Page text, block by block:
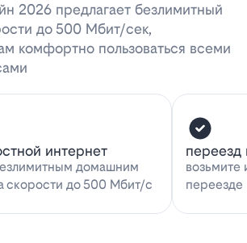
2026 предлагает безлимитный
до 500 Мбит/сек,
комфортно пользоваться всеми
интернет
домашним
скорости до 500 Мбит/с
переезд
возьмите
переезде